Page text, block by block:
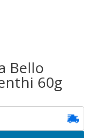
Bello
60g